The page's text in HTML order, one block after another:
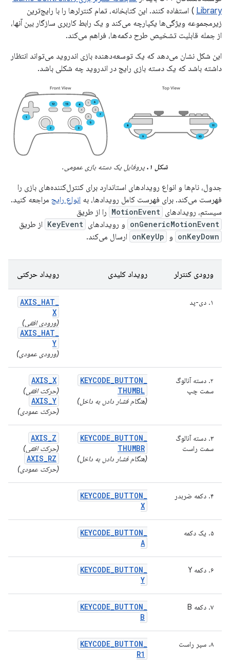
Library ) استفاده کنند. این کتابخانه، تمام کنترلرها را با رایج‌ترین
زیرمجموعه ویژگی‌ها یکپارچه می‌کند و یک رابط کاربری سازگار بین آنها،
از جمله قابلیت تشخیص طرح دکمه‌ها، فراهم می‌کند.
این شکل نشان می‌دهد که یک توسعه‌دهنده بازی اندروید می‌تواند انتظار
داشته باشد که یک دسته بازی رایج در اندروید چه شکلی باشد.
شکل ۱. پروفایل یک دسته بازی عمومی.
جدول، نام‌ها و انواع رویدادهای استاندارد برای کنترل‌کننده‌های بازی را
فهرست می‌کند. برای فهرست کامل رویدادها، به انواع رایج مراجعه کنید.
سیستم، رویدادهای MotionEvent را از طریق
onGenericMotionEvent و رویدادهای KeyEvent از طریق
onKeyDown و onKeyUp ارسال می‌کند.
ورودی کنترلر رویداد کلیدی رویداد حرکتی
۱. دی-پد AXIS_HAT_
X
(ورودی افقی)
AXIS_HAT_
Y
(ورودی عمودی)
۲. دسته آنالوگ
سمت چپ
KEYCODE_BUTTON_
THUMBL
(هنگام فشار دادن به داخل)
AXIS_X
(حرکت افقی)
AXIS_Y
(حرکت عمودی)
۳. دسته آنالوگ
سمت راست
KEYCODE_BUTTON_
THUMBR
(هنگام فشار دادن به داخل)
AXIS_Z
(حرکت افقی)
AXIS_RZ
(حرکت عمودی)
۴. دکمه ضربدر KEYCODE_BUTTON_
X
۵. یک دکمه KEYCODE_BUTTON_
A
۶. دکمه Y KEYCODE_BUTTON_
Y
۷. دکمه B KEYCODE_BUTTON_
B
۸. سپر راست KEYCODE_BUTTON_
R1